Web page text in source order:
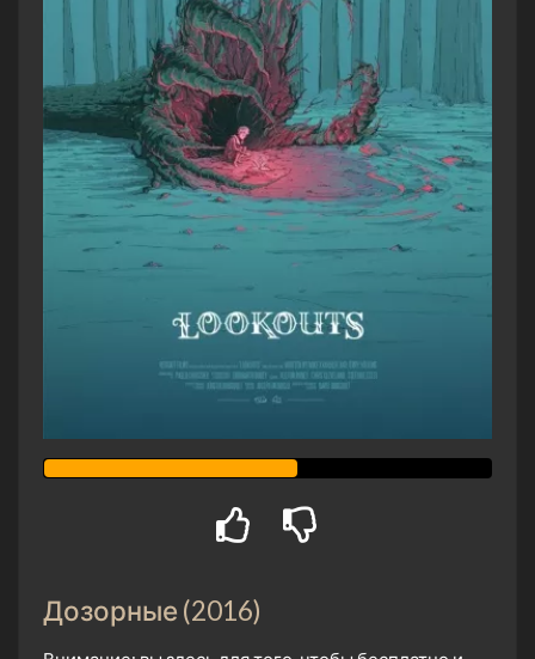
Дозорные (2016)